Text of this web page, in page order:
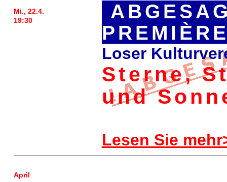
Mi., 22.4.
19:30
Loser
Sterne,
und
Lesen Sie
April